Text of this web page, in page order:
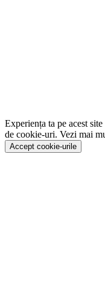
Experiența ta pe acest
de cookie-uri. Vezi mai
Accept cookie-urile